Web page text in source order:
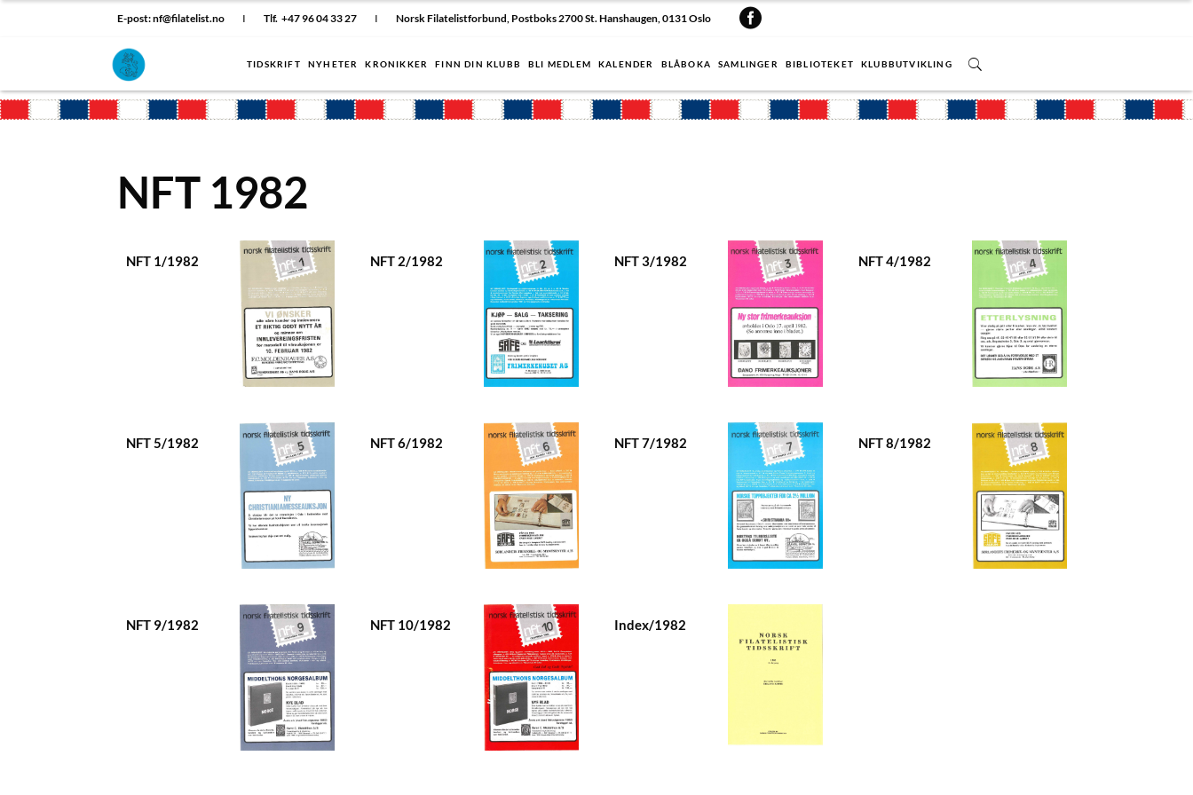
E-post: nf@filatelist.no I Tlf. +47 96 04 33 27 I Norsk Filatelistforbund, Postboks 2700 St. Hanshaugen, 0131 Oslo
TIDSKRIFT NYHETER KRONIKKER FINN DIN KLUBB BLI MEDLEM KALENDER BLÅBOKA SAMLINGER BIBLIOTEKET KLUBBUTVIKLING
NFT 1982
NFT 1/1982 NFT 2/1982 NFT 3/1982 NFT 4/1982
NFT 5/1982 NFT 6/1982 NFT 7/1982 NFT 8/1982
NFT 9/1982 NFT 10/1982 Index/1982